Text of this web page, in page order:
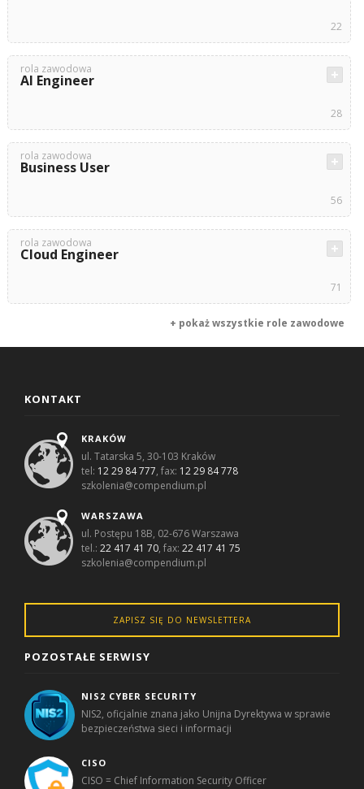
22
rola zawodowa
AI Engineer
28
rola zawodowa
Business User
56
rola zawodowa
Cloud Engineer
71
+ pokaż wszystkie role zawodowe
KONTAKT
KRAKÓW
ul. Tatarska 5, 30-103 Kraków
tel: 12 29 84 777, fax: 12 29 84 778
szkolenia@compendium.pl
WARSZAWA
ul. Postępu 18B, 02-676 Warszawa
tel.:22 417 41 70, fax:22 417 41 75
szkolenia@compendium.pl
ZAPISZ SIĘ DO NEWSLETTERA
POZOSTAŁE SERWISY
NIS2 CYBER SECURITY
NIS2, oficjalnie znana jako Unijna Dyrektywa w sprawie
bezpieczeństwa sieci i informacji
CISO
CISO = Chief Information Security Officer